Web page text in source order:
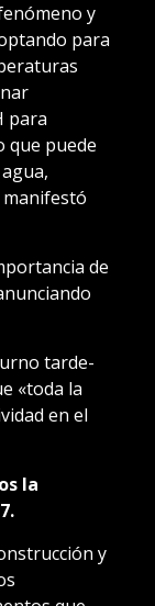
y
para
para
que puede
de
tarde-
«toda la
en el
la
y